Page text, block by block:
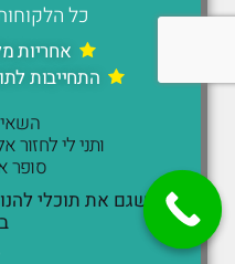
כל
אחריות
התחייבות
ותני לי לחזור
סופר
כדי שגם את תוכלי